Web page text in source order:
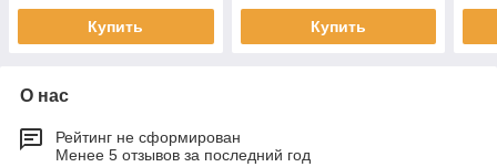
Купить Купить
О нас
Рейтинг не сформирован
Менее 5 отзывов за последний год